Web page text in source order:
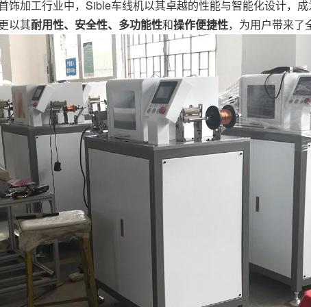
饰加工行业中，Sible车线机以其卓越的性能与智能化设计，
以其耐用性、安全性、多功能性和操作便捷性，为用户带来了